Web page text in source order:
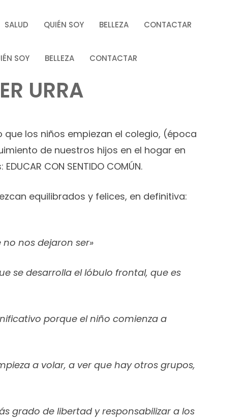
SALUD QUIÉN SOY BELLEZA CONTACTAR
SOY BELLEZA CONTACTAR
URRA
los niños empiezan el colegio, (época
de nuestros hijos en el hogar en
CON SENTIDO COMÚN.
equilibrados y felices, en definitiva:
nos dejaron ser»
se desarrolla el lóbulo frontal, que es
porque el niño comienza a
a volar, a ver que hay otros grupos,
grado de libertad y responsabilizar a los